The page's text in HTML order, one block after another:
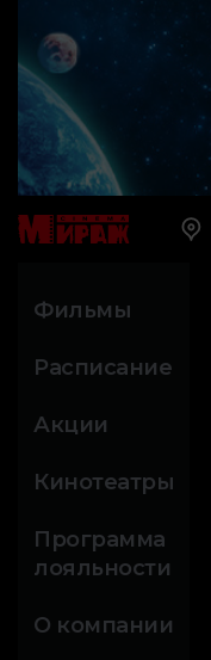
Фильмы
Расписание
Акции
Кинотеатры
Программа
лояльности
О компании